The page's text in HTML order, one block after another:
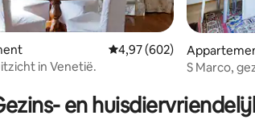
4,89 op 5, 108 recensies
Gemiddelde beoordeling
4,97 (602)
in Venetië.
S Marco,
en